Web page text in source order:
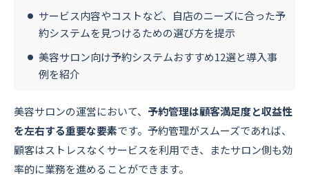
サービス内容やコストなど、自店のニーズに合った予
約システムを見つけるための選び方を提示
美容サロン向け予約システムおすすめ12選と導入事
例を紹介
美容サロンの運営において、 予約管理は顧客満足度と収益性
を左右する重要な要素です。予約管理がスムーズであれば、
顧客はストレスなくサービスを利用でき、またサロン側も効
率的に業務を進めることができます。